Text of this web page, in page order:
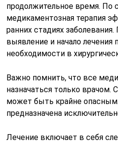
продолжительное время. По
медикаментозная терапия
ранних стадиях
выявление и начало лечения
необходимости в
Важно помнить, что все
назначаться только врачом.
может быть крайне
предназначена
Лечение включает в себя